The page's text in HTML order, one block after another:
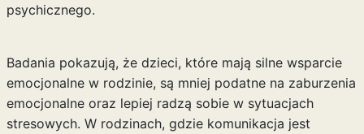
psychicznego.
Badania pokazują, że dzieci, które mają silne wsparcie
emocjonalne w rodzinie, są mniej podatne na zaburzenia
emocjonalne oraz lepiej radzą sobie w sytuacjach
stresowych. W rodzinach, gdzie komunikacja jest